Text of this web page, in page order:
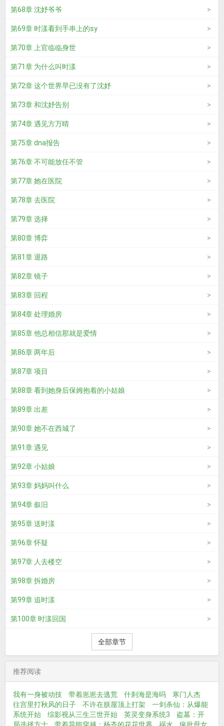
第68章 沈妤爷爷
第69章 时漾看到手串上的sy
第70章 上官临临身世
第71章 为什么叫时漾
第72章 这个世界早已没有了沈妤
第73章 和沈妤告别
第74章 遇见方万晴
第75章 dna报告
第76章 不可能放任不管
第77章 她在医院
第78章 去医院
第79章 选择
第80章 博弈
第81章 退路
第82章 镜子
第83章 回程
第84章 处理婚房
第85章 他总相信那就是爱情
第86章 两年后
第87章 项目
第88章 看到她身后保姆抱着的小姑娘
第89章 出差
第90章 她不在西城了
第91章 遇见
第92章 小姑娘
第93章 妈妈叫什么
第94章 叙旧
第95章 送时漾
第96章 怀疑
第97章 人去楼空
第98章 拆婚房
第99章 追时漾
第100章 时漾回国
全部章节
推荐阅读
我有一身被动技 带着崽崽去逃荒 什刹海是海吗
寒门人杰
往宫里打秋风的日子
不许在朕屋顶上打架
一剑杀仙：从爆能
系统开始
综影视从三生三世开始 英灵变身系统3
盗墓：开